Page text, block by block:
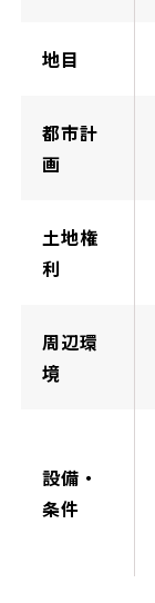
地目
都市計
画
土地権
利
周辺環
境
設備・
条件